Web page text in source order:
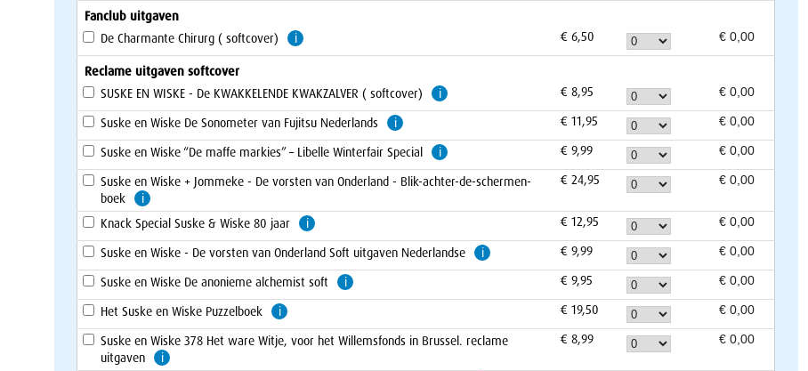
Fanclub uitgaven
De Charmante Chirurg ( softcover)
i € 6,50
Reclame uitgaven softcover
SUSKE EN WISKE - De KWAKKELENDE KWAKZALVER ( softcover)
i
€ 8,95
Suske en Wiske De Sonometer van Fujitsu Nederlands
i
€ 11,95
Suske en Wiske “De maffe markies” – Libelle Winterfair Special
i
€ 9,99
Suske en Wiske + Jommeke - De vorsten van Onderland - Blik-achter-de-schermen-
boek
i
€ 24,95
Knack Special Suske & Wiske 80 jaar i
€ 12,95
Suske en Wiske - De vorsten van Onderland Soft uitgaven Nederlandse
i
€ 9,99
Suske en Wiske De anonieme alchemist soft
i
€ 9,95
Het Suske en Wiske Puzzelboek
i
€ 19,50
Suske en Wiske 378 Het ware Witje, voor het Willemsfonds in Brussel. reclame
uitgaven
i
€ 8,99